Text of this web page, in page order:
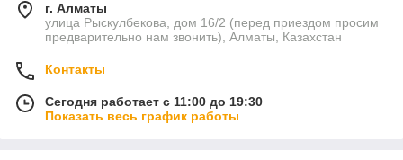
г. Алматы
улица Рыскулбекова, дом 16/2 (перед приездом просим
предварительно нам звонить), Алматы, Казахстан
Контакты
Сегодня работает с 11:00 до 19:30
Показать весь график работы